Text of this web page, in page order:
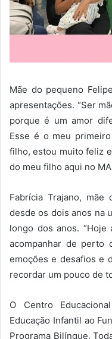
Mãe do pequeno
apresentações. “Ser
porque é um amor
Esse é o meu
filho, estou muito feliz
do meu filho aqui no
Fabrícia Trajano, mãe
desde os dois anos na
longo dos anos.
acompanhar de perto
emoções e desafios e
recordar um pouco de
O Centro
Educação Infantil ao
Programa Bilíngue.